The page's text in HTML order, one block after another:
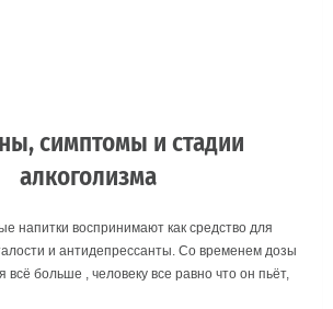
симптомы и стадии
алкоголизма
напитки воспринимают как средство для
и антидепрессанты. Со временем дозы
всё больше , человеку все равно что он пьёт,